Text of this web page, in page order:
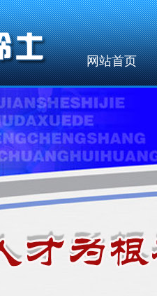
网站首页